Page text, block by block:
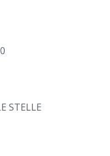
STELLE